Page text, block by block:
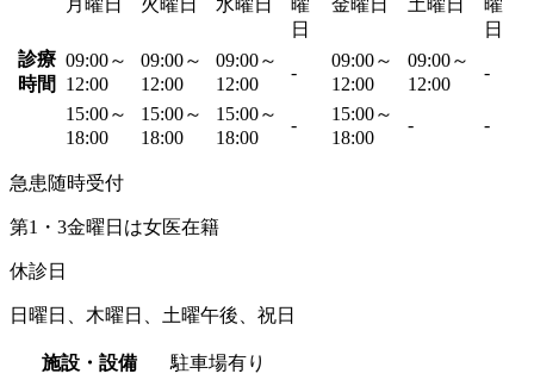
日
日
診療
時間
09:00～
12:00
09:00～
12:00
09:00～
12:00
-
09:00～
12:00
09:00～
12:00
-
15:00～
18:00
15:00～
18:00
15:00～
18:00
-
15:00～
18:00
- -
急患随時受付
第1・3金曜日は女医在籍
休診日
日曜日、木曜日、土曜午後、祝日
施設・設備
駐車場有り